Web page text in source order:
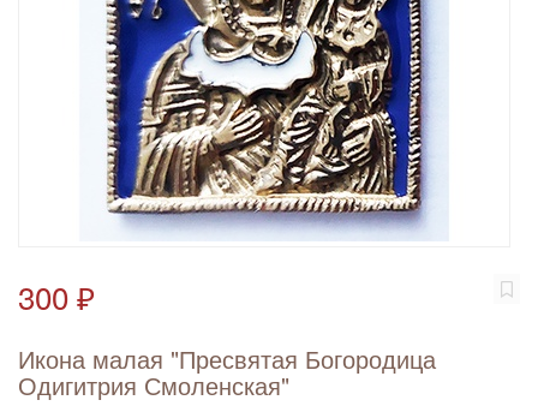
300 ₽
Икона малая "Пресвятая Богородица
Одигитрия Смоленская"